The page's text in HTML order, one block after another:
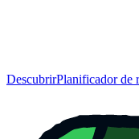
DescubrirPlanificador de